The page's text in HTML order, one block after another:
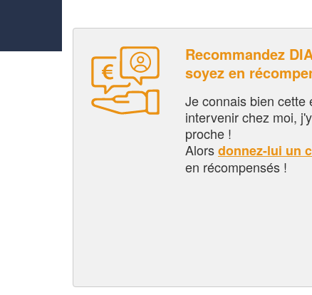
Recommandez
soyez en
Je connais bien cette
intervenir chez moi,
proche !
Alorsdonnez-lui un
en récompensés !